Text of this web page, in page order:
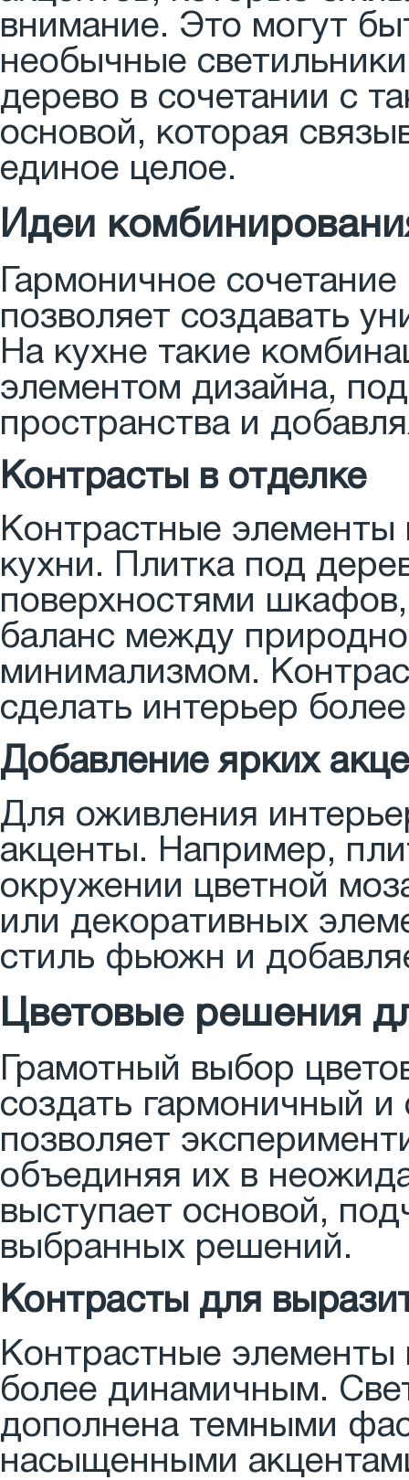
внимание. Это могут
необычные
дерево в сочетании с
основой, которая
единое целое.
Идеи
Гармоничное
позволяет создавать
На кухне такие
элементом дизайна,
пространства и
Контрасты в отделке
Контрастные
кухни. Плитка под
поверхностями
баланс между
минимализмом.
сделать интерьер
Добавление ярких
Для оживления
акценты. Например,
окружении цветной
или декоративных
стиль фьюжн и
Цветовые решения
Грамотный выбор
создать гармоничный
позволяет
объединяя их в
выступает основой,
выбранных решений.
Контрасты для
Контрастные элементы
более динамичным.
дополнена темными
насыщенными